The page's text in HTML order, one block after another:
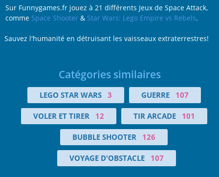
Sur Funnygames.fr jouez à 21 différents Jeux de Space Attack,
comme Space Shooter& Star Wars: Lego Empire vs Rebels.
Sauvez l'humanité en détruisant les vaisseaux extraterrestres!
Catégories similaires
LEGO STAR WARS 3 GUERRE 107
VOLER ET TIRER 12 TIR ARCADE 101
BUBBLE SHOOTER 126
VOYAGE D'OBSTACLE 107